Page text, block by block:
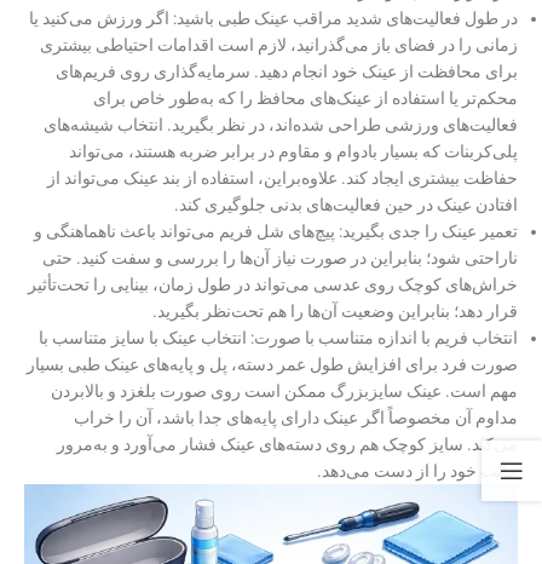
در طول فعالیت‌های شدید مراقب عینک طبی باشید: اگر ورزش می‌کنید یا
زمانی را در فضای باز می‌گذرانید، لازم است اقدامات احتیاطی بیشتری
برای محافظت از عینک خود انجام دهید. سرمایه‌گذاری روی فریم‌های
محکم‌تر یا استفاده از عینک‌های محافظ را که به‌طور خاص برای
فعالیت‌های ورزشی طراحی شده‌اند، در نظر بگیرید. انتخاب شیشه‌های
پلی‌کربنات که بسیار بادوام و مقاوم در برابر ضربه هستند، می‌تواند
حفاظت بیشتری ایجاد کند. علاوه‌براین، استفاده از بند عینک می‌تواند از
افتادن عینک در حین فعالیت‌های بدنی جلوگیری کند.
تعمیر عینک را جدی بگیرید: پیچ‌های شل فریم‌ می‌تواند باعث ناهماهنگی و
ناراحتی شود؛ بنابراین در صورت نیاز آن‌ها را بررسی و سفت کنید. حتی
خراش‌های کوچک روی عدسی می‌تواند در طول زمان، بینایی را تحت‌تأثیر
قرار دهد؛ بنابراین وضعیت آن‌ها را هم تحت‌نظر بگیرید.
انتخاب فریم با اندازه متناسب با صورت: انتخاب عینک با سایز متناسب با
صورت فرد برای افزایش طول عمر دسته، پل و پایه‌های عینک طبی بسیار
مهم است. عینک سایزبزرگ ممکن است روی صورت بلغزد و بالابردن
مداوم آن مخصوصاً اگر عینک دارای پایه‌های جدا باشد، آن را خراب
می‌کند. سایز کوچک هم روی دسته‌های عینک فشار می‌آورد و به‌مرور
حالت خود را از دست می‌دهد.